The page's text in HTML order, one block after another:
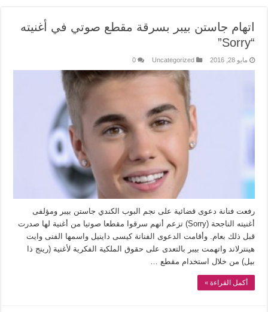
اتهام جاستن بيبر بسرقة مقطع صوتي في أغنيته
“Sorry”
مايو 28, 2016 Uncategorized
0
رفعت فنانة دعوى قضائية على نجم البوب الكندي جاستن بيبر ومؤلفى
أغنيته الناجحة (Sorry) تزعم أنهم سرقوا مقطعا صوتيا من أغنية لها صدرت
قبل ذلك بعام. وأقامت الدعوى الفنانة كيسى داينيل واسمها الفنى وايت
هينترلاند واتهمت بيبر بالتعدى على حقوق الملكية الفكرية لأغنية (رينج ذا
بيل) من خلال استخدام مقطع …
أكمل القراءة »